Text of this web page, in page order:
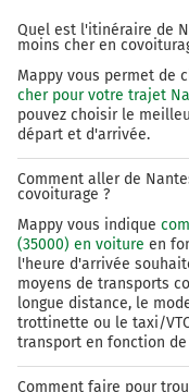
Quel est l'itinéraire de
moins cher en
Mappy vous permet de
cher pour votre trajet
pouvez choisir le
départ et d'arrivée.
Comment aller de
covoiturage ?
Mappy vous indique
(35000) en voiture en
l'heure d'arrivée
moyens de transports
longue distance, le
trottinette ou le taxi/
transport en fonction
Comment faire pour